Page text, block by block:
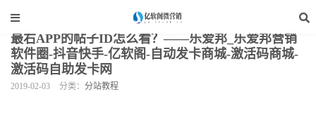
当前位置： 网站装修 > 分站教程
最右APP的帖子ID怎么看？——乐爱邦_乐爱邦营销
软件圈-抖音快手-亿软阁-自动发卡商城-激活码商城-
激活码自助发卡网
2019-02-03 分类： 分站教程